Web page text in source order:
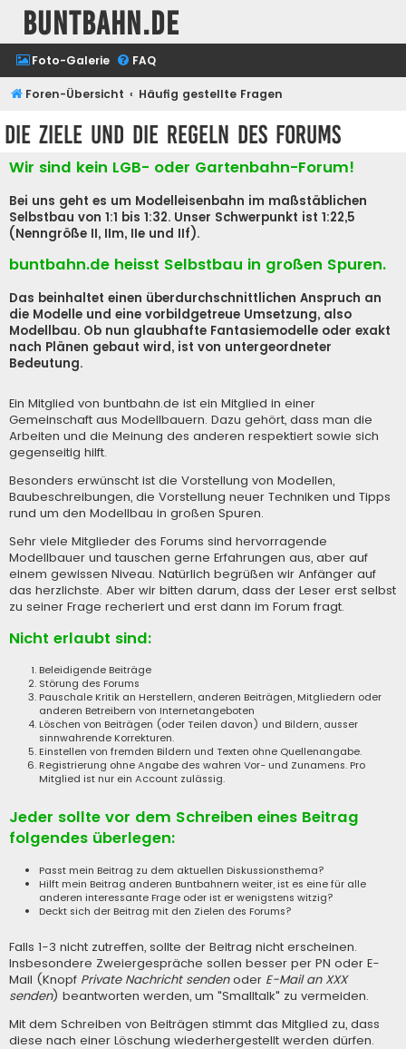
buntbahn.de
Foto-Galerie FAQ
Foren-Übersicht Häufig gestellte Fragen
Die Ziele und die Regeln des Forums
Wir sind kein LGB- oder Gartenbahn-Forum!
Bei uns geht es um Modelleisenbahn im maßstäblichen
Selbstbau von 1:1 bis 1:32. Unser Schwerpunkt ist 1:22,5
(Nenngröße II, IIm, IIe und IIf).
buntbahn.de heisst Selbstbau in großen Spuren.
Das beinhaltet einen überdurchschnittlichen Anspruch an
die Modelle und eine vorbildgetreue Umsetzung, also
Modellbau. Ob nun glaubhafte Fantasiemodelle oder exakt
nach Plänen gebaut wird, ist von untergeordneter
Bedeutung.
Ein Mitglied von buntbahn.de ist ein Mitglied in einer
Gemeinschaft aus Modellbauern. Dazu gehört, dass man die
Arbeiten und die Meinung des anderen respektiert sowie sich
gegenseitig hilft.
Besonders erwünscht ist die Vorstellung von Modellen,
Baubeschreibungen, die Vorstellung neuer Techniken und Tipps
rund um den Modellbau in großen Spuren.
Sehr viele Mitglieder des Forums sind hervorragende
Modellbauer und tauschen gerne Erfahrungen aus, aber auf
einem gewissen Niveau. Natürlich begrüßen wir Anfänger auf
das herzlichste. Aber wir bitten darum, dass der Leser erst selbst
zu seiner Frage recheriert und erst dann im Forum fragt.
Nicht erlaubt sind:
Beleidigende Beiträge
Störung des Forums
Pauschale Kritik an Herstellern, anderen Beiträgen, Mitgliedern oder
anderen Betreibern von Internetangeboten
Löschen von Beiträgen (oder Teilen davon) und Bildern, ausser
sinnwahrende Korrekturen.
Einstellen von fremden Bildern und Texten ohne Quellenangabe.
Registrierung ohne Angabe des wahren Vor- und Zunamens. Pro
Mitglied ist nur ein Account zulässig.
Jeder sollte vor dem Schreiben eines Beitrag
folgendes überlegen:
Passt mein Beitrag zu dem aktuellen Diskussionsthema?
Hilft mein Beitrag anderen Buntbahnern weiter, ist es eine für alle
anderen interessante Frage oder ist er wenigstens witzig?
Deckt sich der Beitrag mit den Zielen des Forums?
Falls 1-3 nicht zutreffen, sollte der Beitrag nicht erscheinen.
Insbesondere Zweiergespräche sollen besser per PN oder E-
Mail (Knopf Private Nachricht sendenoder E-Mail an XXX
senden) beantworten werden, um "Smalltalk" zu vermeiden.
Mit dem Schreiben von Beiträgen stimmt das Mitglied zu, dass
diese nach einer Löschung wiederhergestellt werden dürfen.